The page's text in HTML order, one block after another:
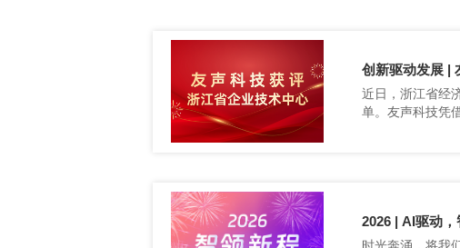
创新驱动发展 |
2026 | AI驱动